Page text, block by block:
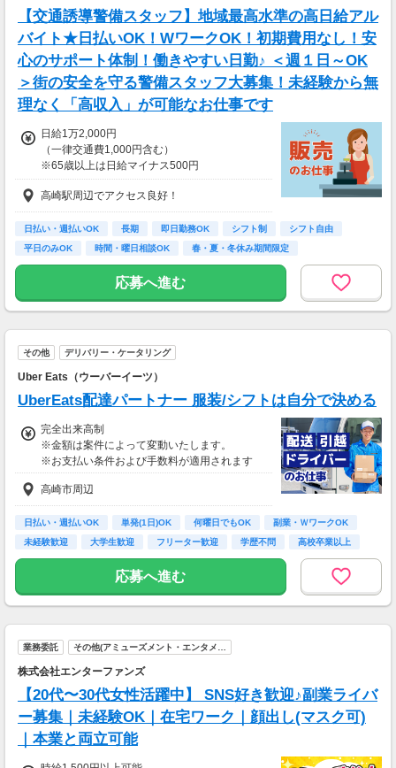
【交通誘導警備スタッフ】地域最高水準の高日給アル
バイト★日払いOK！WワークOK！初期費用なし！安
心のサポート体制！働きやすい日勤♪ ＜週１日～OK
＞街の安全を守る警備スタッフ大募集！未経験から無
理なく「高収入」が可能なお仕事です
日給1万2,000円
（一律交通費1,000円含む）
※65歳以上は日給マイナス500円
※70歳以上は日給マイナス2,000円
---
■交通誘導2級以上の資格をお持ちの方は
日給1万2,000円
※65歳以上は日給マイナス500円
※70歳以上は日給マイナス1,000円
★交通誘導2級（以上）として従事した場合
■65歳～69歳迄では他の年代と同じ現場でも
安全面・体力面の考慮により比較的低負荷の業
70歳以降では低負荷業務や季節により
給与が上記になる場合がございます。
＜月収例＞
月収24万円可能
高崎駅周辺でアクセス良好！
日払い・週払いOK 長期 即日勤務OK シフト制
シフト自由
平日のみOK
時間・曜日相談OK
春・夏・冬休み期間限定
副業・ＷワークOK
応募へ進む
その他 デリバリー・ケータリング
Uber Eats（ウーバーイーツ）
UberEats配達パートナー 服装/シフトは自分で決める
完全出来高制
※金額は案件によって変動いたします。
※お支払い条件および手数料が適用されます
高崎市周辺
日払い・週払いOK 単発(1日)OK 何曜日でもOK
副業・ＷワークOK
未経験歓迎
大学生歓迎 フリーター歓迎 学歴不問 高校卒業以上
応募へ進む
業務委託 その他(アミューズメント・エンタメ…
株式会社エンターファンズ
【20代〜30代女性活躍中】 SNS好き歓迎♪副業ライバ
ー募集｜未経験OK｜在宅ワーク｜顔出し(マスク可)
｜本業と両立可能